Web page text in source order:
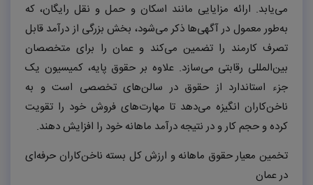
می‌یابد. ارائه مزایایی مانند اسکان و حمل و نقل رایگان، که
به‌طور معمول در آگهی‌ها ذکر می‌شود، بخش بزرگی از درآمد قابل
تصرف کارمند را تضمین می‌کند و عمان را برای متخصصان
بین‌المللی رقابتی می‌سازد. علاوه بر حقوق پایه، کمیسیون یک
جزء استاندارد از حقوق در سالن‌های تخصصی است و به
ناخن‌کاران انگیزه می‌دهد تا مهارت‌های فروش خود را تقویت
کرده و حجم کار و در نتیجه درآمد ماهانه خود را افزایش دهند.
تخمین معیار حقوق ماهانه و ارزش کل بسته ناخن‌کاران حرفه‌ای
در عمان